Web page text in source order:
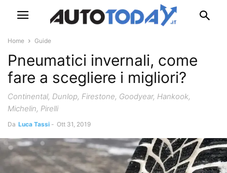
Home Guide
Pneumatici invernali, come
fare a scegliere i migliori?
Continental, Dunlop, Firestone, Goodyear, Hankook,
Michelin, Pirelli
Da Luca Tassi - Ott 31, 2019